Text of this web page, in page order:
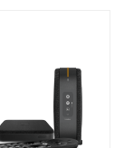
Engagement 12 mois